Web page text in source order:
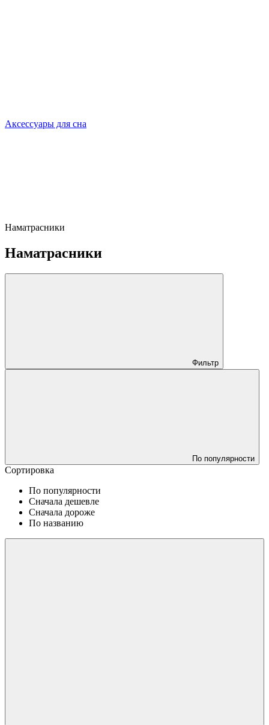
Аксессуары для сна
Наматрасники
Наматрасники
Фильтр
По популярности
Сортировка
По популярности
Сначала дешевле
Сначала дороже
По названию